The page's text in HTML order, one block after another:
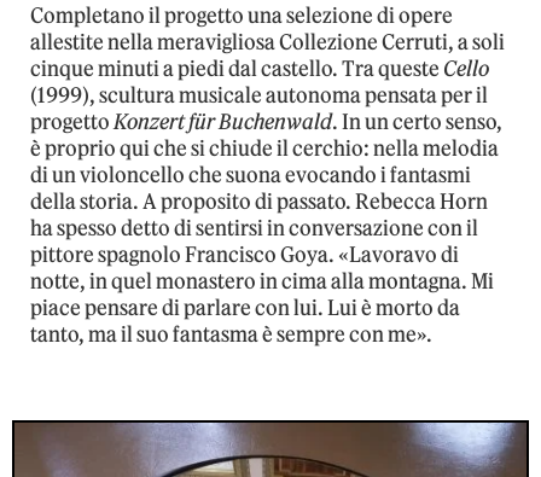
Completano il progetto una selezione di opere
allestite nella meravigliosa Collezione Cerruti, a soli
cinque minuti a piedi dal castello. Tra queste Cello
(1999), scultura musicale autonoma pensata per il
progettoKonzert für Buchenwald. In un certo senso,
è proprio qui che si chiude il cerchio: nella melodia
di un violoncello che suona evocando i fantasmi
della storia. A proposito di passato. Rebecca Horn
ha spesso detto di sentirsi in conversazione con il
pittore spagnolo Francisco Goya. «Lavoravo di
notte, in quel monastero in cima alla montagna. Mi
piace pensare di parlare con lui. Lui è morto da
tanto, ma il suo fantasma è sempre con me».